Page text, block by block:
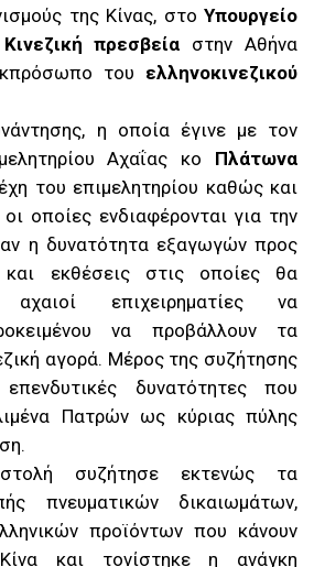
της Κίνας, στο Υπουργείο
Κινεζική πρεσβεία στην Αθήνα
του ελληνοκινεζικού
η οποία έγινε με τον
Αχαΐας κο Πλάτωνα
του επιμελητηρίου καθώς και
οι οποίες ενδιαφέρονται για την
η δυνατότητα εξαγωγών προς
εκθέσεις στις οποίες θα
επιχειρηματίες να
να προβάλλουν τα
αγορά. Μέρος της συζήτησης
δυνατότητες που
Πατρών ως κύριας πύλης
συζήτησε εκτενώς τα
πνευματικών δικαιωμάτων,
προϊόντων που κάνουν
και τονίστηκε η ανάγκη